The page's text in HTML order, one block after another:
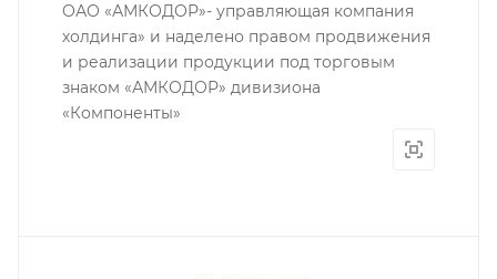
ОАО «АМКОДОР»- управляющая компания
холдинга» и наделено правом продвижения
и реализации продукции под торговым
знаком «АМКОДОР» дивизиона
«Компоненты»